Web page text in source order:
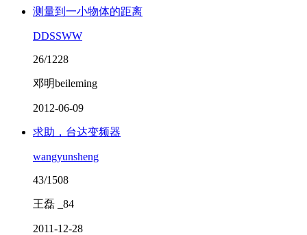
测量到一小物体的距离
DDSSWW
26/1228
邓明beileming
2012-06-09
求助，台达变频器
wangyunsheng
43/1508
王磊 _84
2011-12-28